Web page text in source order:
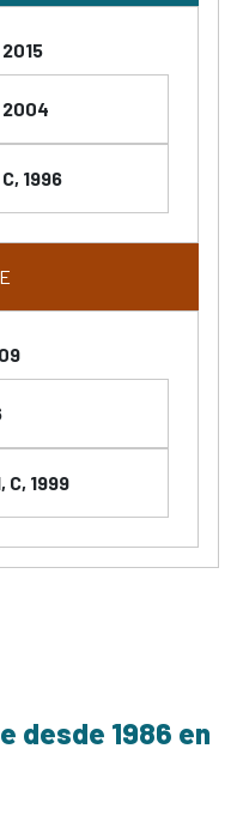
2015
2004
1996
C, 1999
desde 1986 en